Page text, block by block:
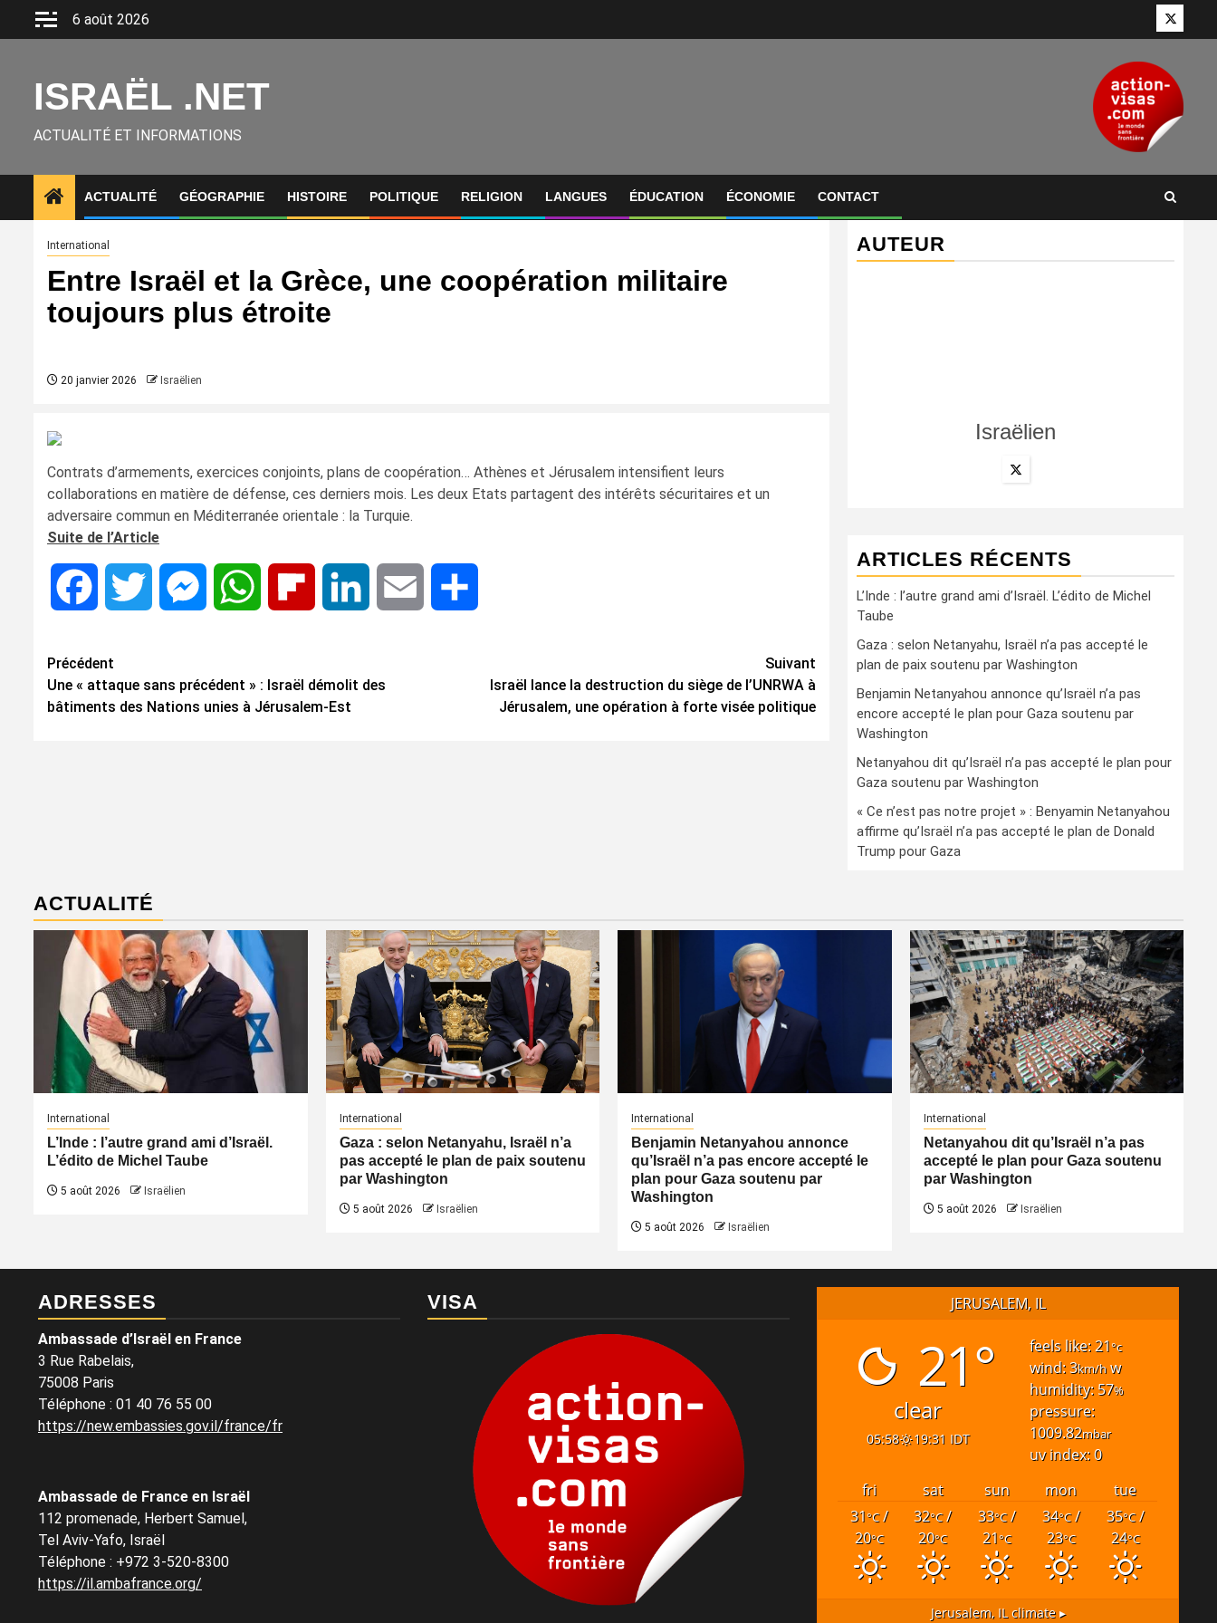
6 août 2026 Twitter
ISRAËL .NET
ACTUALITÉ ET INFORMATIONS
ACTUALITÉ GÉOGRAPHIE HISTOIRE POLITIQUE RELIGION LANGUES ÉDUCATION ÉCONOMIE CONTACT
International
Entre Israël et la Grèce, une coopération militaire
toujours plus étroite
20 janvier 2026 Israëlien
Contrats d’armements, exercices conjoints, plans de coopération… Athènes et Jérusalem intensifient leurs
collaborations en matière de défense, ces derniers mois. Les deux Etats partagent des intérêts sécuritaires et un
adversaire commun en Méditerranée orientale : la Turquie.
Suite de l’Article
Facebook Twitter MessengerWhatsApp Flipboard LinkedIn Email
Navigation
d’article
Précédent
Une « attaque sans précédent » : Israël démolit des
bâtiments des Nations unies à Jérusalem-Est
Suivant
Israël lance la destruction du siège de l’UNRWA à
Jérusalem, une opération à forte visée politique
AUTEUR
Israëlien
ARTICLES RÉCENTS
L’Inde : l’autre grand ami d’Israël. L’édito de Michel
Taube
Gaza : selon Netanyahu, Israël n’a pas accepté le
plan de paix soutenu par Washington
Benjamin Netanyahou annonce qu’Israël n’a pas
encore accepté le plan pour Gaza soutenu par
Washington
Netanyahou dit qu’Israël n’a pas accepté le plan pour
Gaza soutenu par Washington
« Ce n’est pas notre projet » : Benyamin Netanyahou
affirme qu’Israël n’a pas accepté le plan de Donald
Trump pour Gaza
ACTUALITÉ
International
L’Inde : l’autre grand ami d’Israël.
L’édito de Michel Taube
5 août 2026 Israëlien
International
Gaza : selon Netanyahu, Israël n’a
pas accepté le plan de paix soutenu
par Washington
5 août 2026 Israëlien
International
Benjamin Netanyahou annonce
qu’Israël n’a pas encore accepté le
plan pour Gaza soutenu par
Washington
5 août 2026 Israëlien
International
Netanyahou dit qu’Israël n’a pas
accepté le plan pour Gaza soutenu
par Washington
5 août 2026 Israëlien
ADRESSES
Ambassade d’Israël en France
3 Rue Rabelais,
75008 Paris
Téléphone : 01 40 76 55 00
https://new.embassies.gov.il/france/fr
Ambassade de France en Israël
112 promenade, Herbert Samuel,
Tel Aviv-Yafo, Israël
Téléphone : +972 3-520-8300
https://il.ambafrance.org/
VISA JERUSALEM, IL
21°
clear
05:58 19:31 IDT
feels like: 21°c
wind: 3km/h w
humidity: 57%
pressure:
1009.82mbar
uv index: 0
fri
sat sun mon
tue
31°C/
20°C
32°C/
20°C
33°C/
21°C
34°C/
23°C
35°C/
24°C
Jerusalem, IL climate ▸